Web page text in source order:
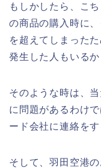
もしかしたら、こ
の商品の購入時に
を超えてしまった
発生した人もいるか
そのような時は、
に問題があるわけ
ード会社に連絡を
そして、羽田空港